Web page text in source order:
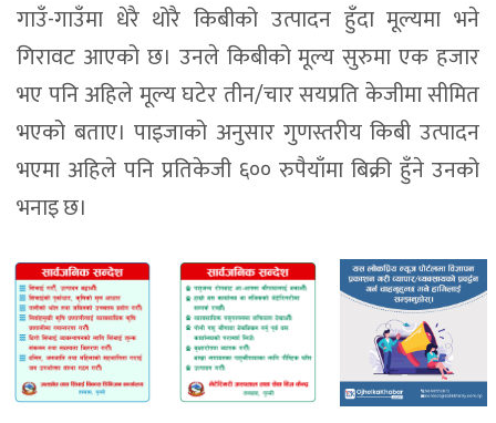
गाउँ-गाउँमा धेरै थोरै किबीको उत्पादन हुँदा मूल्यमा भने
गिरावट आएको छ। उनले किबीको मूल्य सुरुमा एक हजार
भए पनि अहिले मूल्य घटेर तीन/चार सयप्रति केजीमा सीमित
भएको बताए। पाइजाको अनुसार गुणस्तरीय किबी उत्पादन
भएमा अहिले पनि प्रतिकेजी ६०० रुपैयाँमा बिक्री हुँने उनको
भनाइ छ।